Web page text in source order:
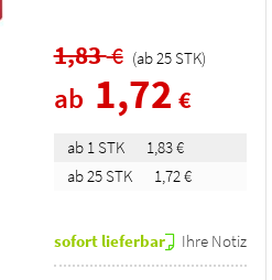
1,83€ (ab25 STK)
ab 1,72 €
ab 1 STK
1,83 €
ab 25 STK
1,72 €
sofort lieferbar Ihre Notiz